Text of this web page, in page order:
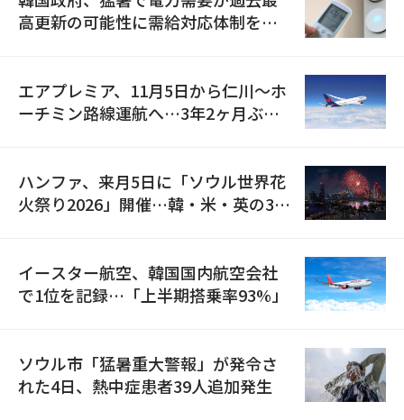
高更新の可能性に需給対応体制を点
エアプレミア、11月5日から仁川〜ホ
ーチミン路線運航へ…3年2ヶ月ぶり
ハンファ、来月5日に「ソウル世界花
火祭り2026」開催…韓・米・英の3カ
イースター航空、韓国国内航空会社
で1位を記録…「上半期搭乗率93%」
ソウル市「猛暑重大警報」が発令さ
れた4日、熱中症患者39人追加発生